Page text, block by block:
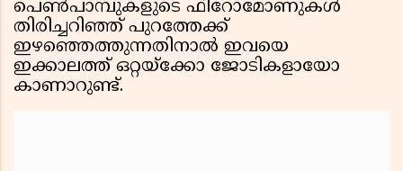
പെൺപാമ്പുകളുടെ ഫിറോമോണുകൾ
തിരിച്ചറിഞ്ഞ് പുറത്തേക്ക്
ഇഴഞ്ഞെത്തുന്നതിനാൽ ഇവയെ
ഇക്കാലത്ത് ഒറ്റയ്ക്കോ ജോടികളായോ
കാണാറുണ്ട്.